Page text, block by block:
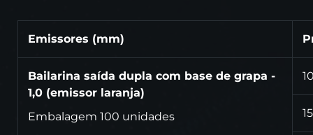
Emissores (mm)
Bailarina saída dupla com base de grapa -
1,0 (emissor laranja)
Embalagem 100 unidades
15